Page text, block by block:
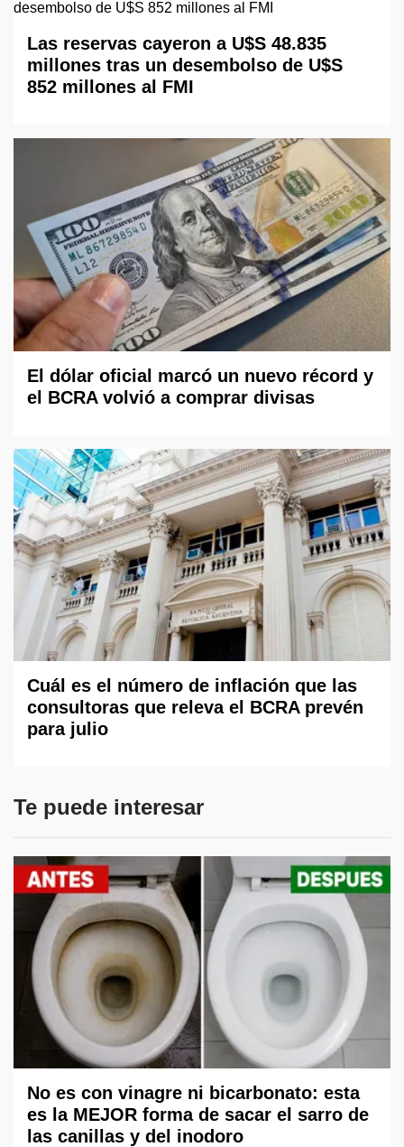
Las reservas cayeron a U$S 48.835
millones tras un desembolso de U$S
852 millones al FMI
El dólar oficial marcó un nuevo récord y
el BCRA volvió a comprar divisas
Cuál es el número de inflación que las
consultoras que releva el BCRA prevén
para julio
Te puede interesar
No es con vinagre ni bicarbonato: esta
es la MEJOR forma de sacar el sarro de
las canillas y del inodoro